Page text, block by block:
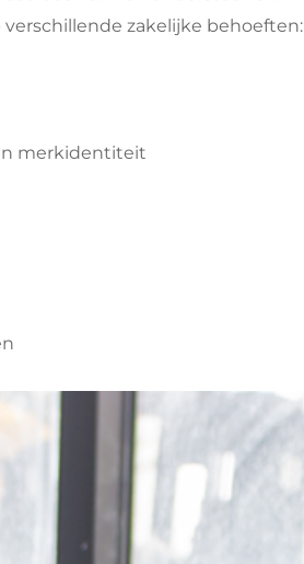
zakelijke behoeften:
merkidentiteit